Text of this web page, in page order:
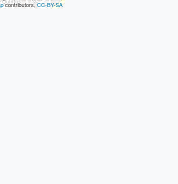
contributors,CC-BY-SA